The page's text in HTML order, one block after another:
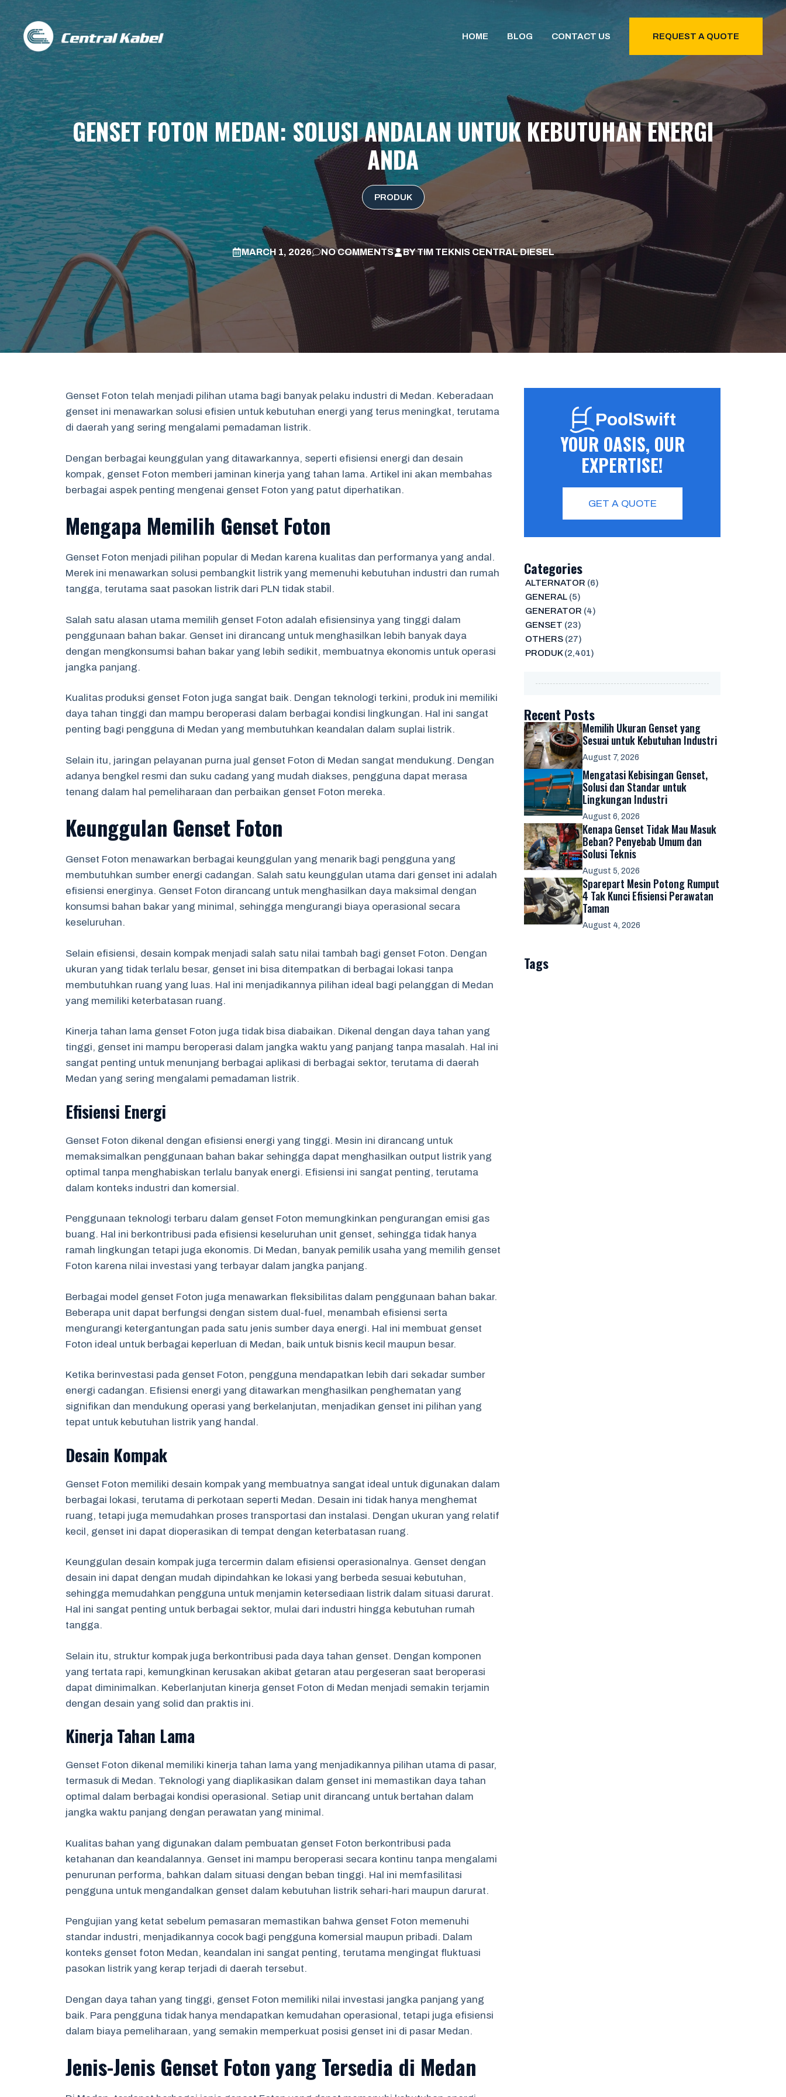
to
content
HOME BLOG CONTACT US REQUEST A QUOTE
GENSET FOTON MEDAN: SOLUSI ANDALAN UNTUK KEBUTUHAN ENERGI
ANDA
PRODUK
MARCH 1, 2026 NO COMMENTS BYTIM TEKNIS CENTRAL DIESEL
Genset Foton telah menjadi pilihan utama bagi banyak pelaku industri di Medan. Keberadaan
genset ini menawarkan solusi efisien untuk kebutuhan energi yang terus meningkat, terutama
di daerah yang sering mengalami pemadaman listrik.
Dengan berbagai keunggulan yang ditawarkannya, seperti efisiensi energi dan desain
kompak, genset Foton memberi jaminan kinerja yang tahan lama. Artikel ini akan membahas
berbagai aspek penting mengenai genset Foton yang patut diperhatikan.
Mengapa Memilih Genset Foton
Genset Foton menjadi pilihan popular di Medan karena kualitas dan performanya yang andal.
Merek ini menawarkan solusi pembangkit listrik yang memenuhi kebutuhan industri dan rumah
tangga, terutama saat pasokan listrik dari PLN tidak stabil.
Salah satu alasan utama memilih genset Foton adalah efisiensinya yang tinggi dalam
penggunaan bahan bakar. Genset ini dirancang untuk menghasilkan lebih banyak daya
dengan mengkonsumsi bahan bakar yang lebih sedikit, membuatnya ekonomis untuk operasi
jangka panjang.
Kualitas produksi genset Foton juga sangat baik. Dengan teknologi terkini, produk ini memiliki
daya tahan tinggi dan mampu beroperasi dalam berbagai kondisi lingkungan. Hal ini sangat
penting bagi pengguna di Medan yang membutuhkan keandalan dalam suplai listrik.
Selain itu, jaringan pelayanan purna jual genset Foton di Medan sangat mendukung. Dengan
adanya bengkel resmi dan suku cadang yang mudah diakses, pengguna dapat merasa
tenang dalam hal pemeliharaan dan perbaikan genset Foton mereka.
Keunggulan Genset Foton
Genset Foton menawarkan berbagai keunggulan yang menarik bagi pengguna yang
membutuhkan sumber energi cadangan. Salah satu keunggulan utama dari genset ini adalah
efisiensi energinya. Genset Foton dirancang untuk menghasilkan daya maksimal dengan
konsumsi bahan bakar yang minimal, sehingga mengurangi biaya operasional secara
keseluruhan.
Selain efisiensi, desain kompak menjadi salah satu nilai tambah bagi genset Foton. Dengan
ukuran yang tidak terlalu besar, genset ini bisa ditempatkan di berbagai lokasi tanpa
membutuhkan ruang yang luas. Hal ini menjadikannya pilihan ideal bagi pelanggan di Medan
yang memiliki keterbatasan ruang.
Kinerja tahan lama genset Foton juga tidak bisa diabaikan. Dikenal dengan daya tahan yang
tinggi, genset ini mampu beroperasi dalam jangka waktu yang panjang tanpa masalah. Hal ini
sangat penting untuk menunjang berbagai aplikasi di berbagai sektor, terutama di daerah
Medan yang sering mengalami pemadaman listrik.
Efisiensi Energi
Genset Foton dikenal dengan efisiensi energi yang tinggi. Mesin ini dirancang untuk
memaksimalkan penggunaan bahan bakar sehingga dapat menghasilkan output listrik yang
optimal tanpa menghabiskan terlalu banyak energi. Efisiensi ini sangat penting, terutama
dalam konteks industri dan komersial.
Penggunaan teknologi terbaru dalam genset Foton memungkinkan pengurangan emisi gas
buang. Hal ini berkontribusi pada efisiensi keseluruhan unit genset, sehingga tidak hanya
ramah lingkungan tetapi juga ekonomis. Di Medan, banyak pemilik usaha yang memilih genset
Foton karena nilai investasi yang terbayar dalam jangka panjang.
Berbagai model genset Foton juga menawarkan fleksibilitas dalam penggunaan bahan bakar.
Beberapa unit dapat berfungsi dengan sistem dual-fuel, menambah efisiensi serta
mengurangi ketergantungan pada satu jenis sumber daya energi. Hal ini membuat genset
Foton ideal untuk berbagai keperluan di Medan, baik untuk bisnis kecil maupun besar.
Ketika berinvestasi pada genset Foton, pengguna mendapatkan lebih dari sekadar sumber
energi cadangan. Efisiensi energi yang ditawarkan menghasilkan penghematan yang
signifikan dan mendukung operasi yang berkelanjutan, menjadikan genset ini pilihan yang
tepat untuk kebutuhan listrik yang handal.
Desain Kompak
Genset Foton memiliki desain kompak yang membuatnya sangat ideal untuk digunakan dalam
berbagai lokasi, terutama di perkotaan seperti Medan. Desain ini tidak hanya menghemat
ruang, tetapi juga memudahkan proses transportasi dan instalasi. Dengan ukuran yang relatif
kecil, genset ini dapat dioperasikan di tempat dengan keterbatasan ruang.
Keunggulan desain kompak juga tercermin dalam efisiensi operasionalnya. Genset dengan
desain ini dapat dengan mudah dipindahkan ke lokasi yang berbeda sesuai kebutuhan,
sehingga memudahkan pengguna untuk menjamin ketersediaan listrik dalam situasi darurat.
Hal ini sangat penting untuk berbagai sektor, mulai dari industri hingga kebutuhan rumah
tangga.
Selain itu, struktur kompak juga berkontribusi pada daya tahan genset. Dengan komponen
yang tertata rapi, kemungkinan kerusakan akibat getaran atau pergeseran saat beroperasi
dapat diminimalkan. Keberlanjutan kinerja genset Foton di Medan menjadi semakin terjamin
dengan desain yang solid dan praktis ini.
Kinerja Tahan Lama
Genset Foton dikenal memiliki kinerja tahan lama yang menjadikannya pilihan utama di pasar,
termasuk di Medan. Teknologi yang diaplikasikan dalam genset ini memastikan daya tahan
optimal dalam berbagai kondisi operasional. Setiap unit dirancang untuk bertahan dalam
jangka waktu panjang dengan perawatan yang minimal.
Kualitas bahan yang digunakan dalam pembuatan genset Foton berkontribusi pada
ketahanan dan keandalannya. Genset ini mampu beroperasi secara kontinu tanpa mengalami
penurunan performa, bahkan dalam situasi dengan beban tinggi. Hal ini memfasilitasi
pengguna untuk mengandalkan genset dalam kebutuhan listrik sehari-hari maupun darurat.
Pengujian yang ketat sebelum pemasaran memastikan bahwa genset Foton memenuhi
standar industri, menjadikannya cocok bagi pengguna komersial maupun pribadi. Dalam
konteks genset foton Medan, keandalan ini sangat penting, terutama mengingat fluktuasi
pasokan listrik yang kerap terjadi di daerah tersebut.
Dengan daya tahan yang tinggi, genset Foton memiliki nilai investasi jangka panjang yang
baik. Para pengguna tidak hanya mendapatkan kemudahan operasional, tetapi juga efisiensi
dalam biaya pemeliharaan, yang semakin memperkuat posisi genset ini di pasar Medan.
Jenis-Jenis Genset Foton yang Tersedia di Medan
PoolSwift
YOUR OASIS, OUR
EXPERTISE!
GET A QUOTE
Categories
ALTERNATOR (6)
GENERAL(5)
GENERATOR (4)
GENSET (23)
OTHERS(27)
PRODUK(2,401)
Recent Posts
Memilih Ukuran Genset yang
Sesuai untuk Kebutuhan Industri
August 7, 2026
Mengatasi Kebisingan Genset,
Solusi dan Standar untuk
Lingkungan Industri
August 6, 2026
Kenapa Genset Tidak Mau Masuk
Beban? Penyebab Umum dan
Solusi Teknis
August 5, 2026
Sparepart Mesin Potong Rumput
4 Tak Kunci Efisiensi Perawatan
Taman
August 4, 2026
Tags